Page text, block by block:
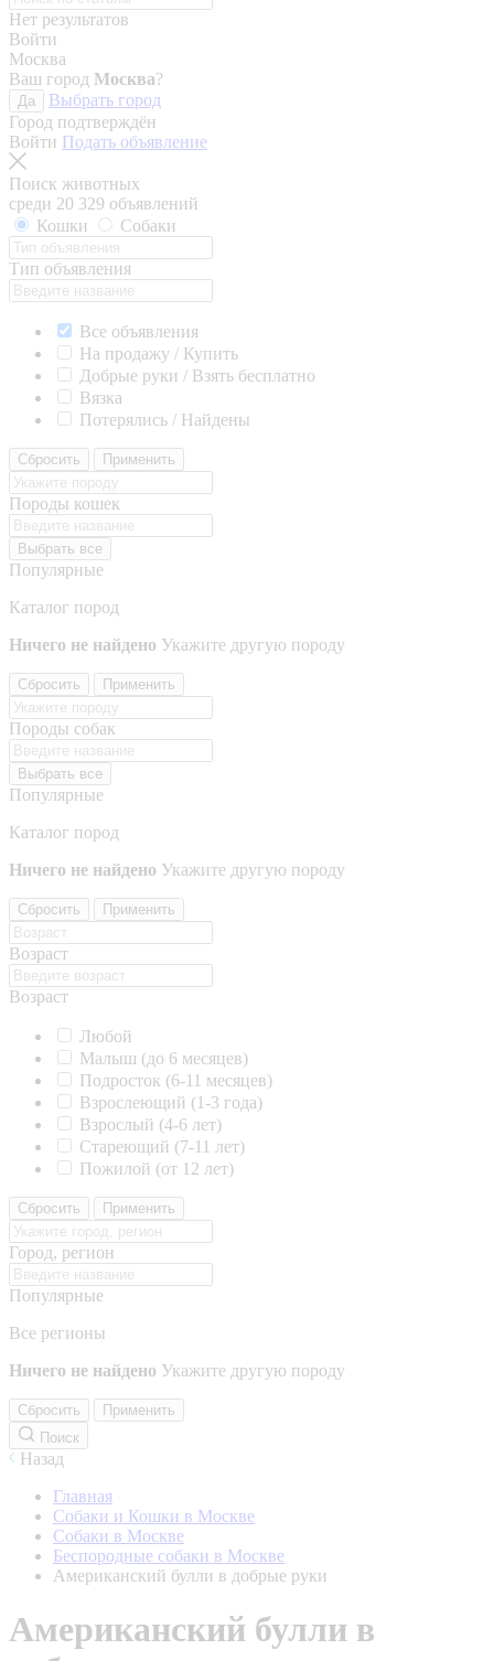
Нет результатов
Войти
Москва
Ваш город Москва?
Да
Выбрать город
Город подтверждён
Войти Подать объявление
Поиск животных
среди 20 329 объявлений
Кошки
Собаки
Тип объявления
Все объявления
На продажу / Купить
Добрые руки / Взять бесплатно
Вязка
Потерялись / Найдены
Сбросить Применить
Породы кошек
Выбрать все
Популярные
Каталог пород
Ничего не найдено Укажите другую породу
Сбросить Применить
Породы собак
Выбрать все
Популярные
Каталог пород
Ничего не найдено Укажите другую породу
Сбросить Применить
Возраст
Возраст
Любой
Малыш (до 6 месяцев)
Подросток (6-11 месяцев)
Взрослеющий (1-3 года)
Взрослый (4-6 лет)
Стареющий (7-11 лет)
Пожилой (от 12 лет)
Сбросить Применить
Город, регион
Популярные
Все регионы
Ничего не найдено Укажите другую породу
Сбросить
Применить
Поиск
Назад
Главная
Собаки и Кошки в Москве
Собаки в Москве
Беспородные собаки в Москве
Американский булли в добрые руки
Американский булли в